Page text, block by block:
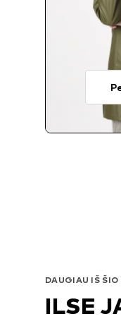
DAUGIAU IŠ
ILSE